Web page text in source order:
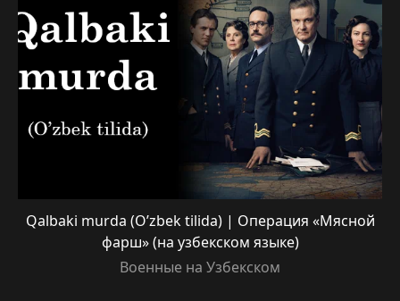
Qalbaki murda (O’zbek tilida) | Операция «Мясной
фарш» (на узбекском языке)
Военные на Узбекском